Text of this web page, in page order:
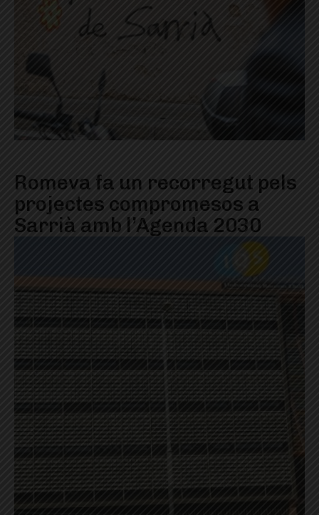
Romeva fa un recorregut pels
projectes compromesos a
Sarrià amb l’Agenda 2030